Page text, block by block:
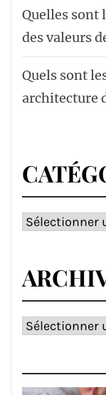
Quelles sont
des valeurs
Quels sont
architecture
Catégories
Archives